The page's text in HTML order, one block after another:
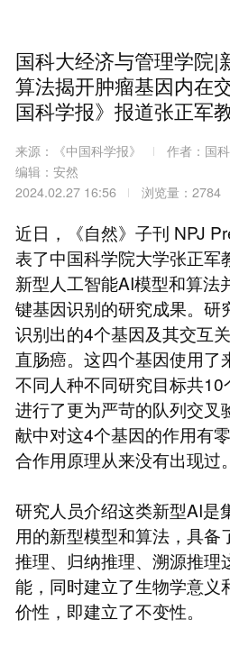
国科大经济与管理学院|
算法揭开肿瘤基因内
国科学报》报道张正军
来源：《中国科学报》 作者：国
编辑：安然
2024.02.27 16:56
浏览量：2784
近日，《自然》子刊 NPJ
表了中国科学院大学张正军
新型人工智能AI模型和算法
键基因识别的研究成果。研
识别出的4个基因及其交互
直肠癌。这四个基因使用了
不同人种不同研究目标共
进行了更为严苛的队列交叉
献中对这4个基因的作用有
合作用原理从来没有出现过。
研究人员介绍这类新型AI是
用的新型模型和算法，具备
推理、归纳推理、溯源推理
能，同时建立了生物学意义
价性，即建立了不变性。